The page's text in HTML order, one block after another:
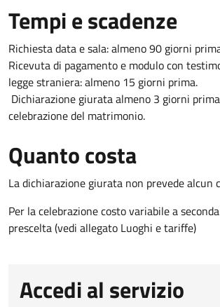
Tempi e scadenze
Richiesta data e sala: almeno 90 giorni
Ricevuta di pagamento e modulo con
legge straniera: almeno 15 giorni prima.
Dichiarazione giurata almeno 3 giorni
celebrazione del matrimonio.
Quanto costa
La dichiarazione giurata non prevede alcun
Per la celebrazione costo variabile a
prescelta (vedi allegato Luoghi e tariffe)
Accedi al servizio